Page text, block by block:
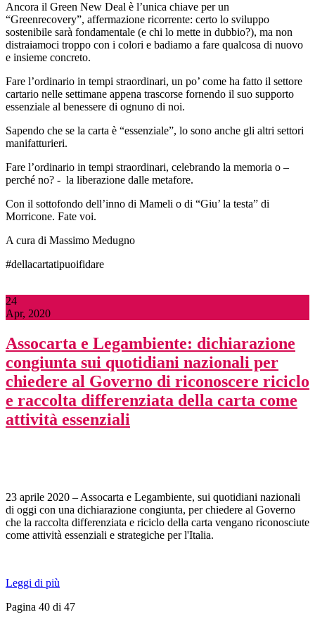
Ancora il Green New Deal è l’unica chiave per un
“Greenrecovery”, affermazione ricorrente: certo lo sviluppo
sostenibile sarà fondamentale (e chi lo mette in dubbio?), ma non
distraiamoci troppo con i colori e badiamo a fare qualcosa di nuovo
e insieme concreto.
Fare l’ordinario in tempi straordinari, un po’ come ha fatto il settore
cartario nelle settimane appena trascorse fornendo il suo supporto
essenziale al benessere di ognuno di noi.
Sapendo che se la carta è “essenziale”, lo sono anche gli altri settori
manifatturieri.
Fare l’ordinario in tempi straordinari, celebrando la memoria o –
perché no? - la liberazione dalle metafore.
Con il sottofondo dell’inno di Mameli o di “Giu’ la testa” di
Morricone. Fate voi.
A cura di Massimo Medugno
#dellacartatipuoifidare
24
Apr, 2020
Assocarta e Legambiente: dichiarazione
congiunta sui quotidiani nazionali per
chiedere al Governo di riconoscere riciclo
e raccolta differenziata della carta come
attività essenziali
23 aprile 2020 – Assocarta e Legambiente, sui quotidiani nazionali
di oggi con una dichiarazione congiunta, per chiedere al Governo
che la raccolta differenziata e riciclo della carta vengano riconosciute
come attività essenziali e strategiche per l'Italia.
Leggi di più
Pagina 40 di 47